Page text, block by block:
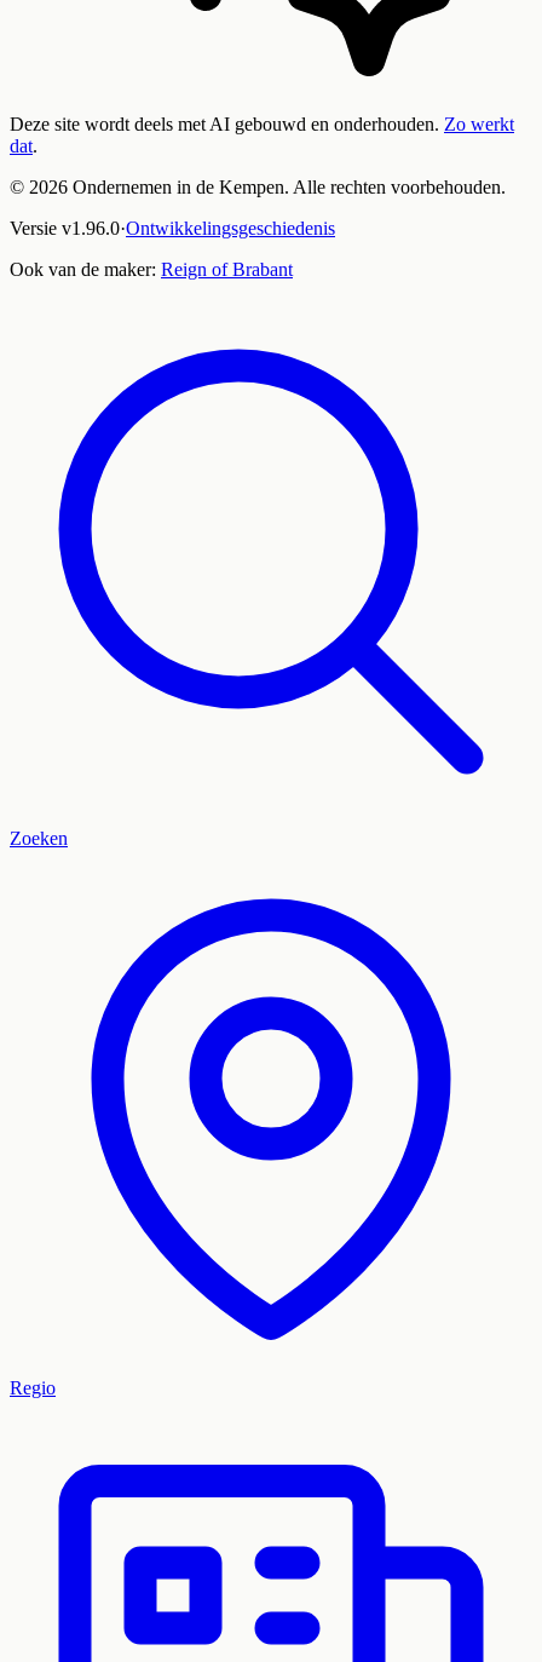
Deze site wordt deels met AI gebouwd en onderhouden. Zo werkt
dat.
© 2026 Ondernemen in de Kempen. Alle rechten voorbehouden.
Versie v1.96.0·Ontwikkelingsgeschiedenis
Ook van de maker: Reign of Brabant
Zoeken
Regio